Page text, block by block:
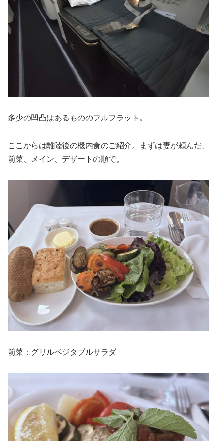
多少の凹凸はあるもののフルフラット。
ここからは離陸後の機内食のご紹介。まずは妻が頼んだ、
前菜、メイン、デザートの順で。
前菜：グリルベジタブルサラダ